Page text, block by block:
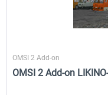
OMSI 2 Add-on
OMSI 2 Add-on